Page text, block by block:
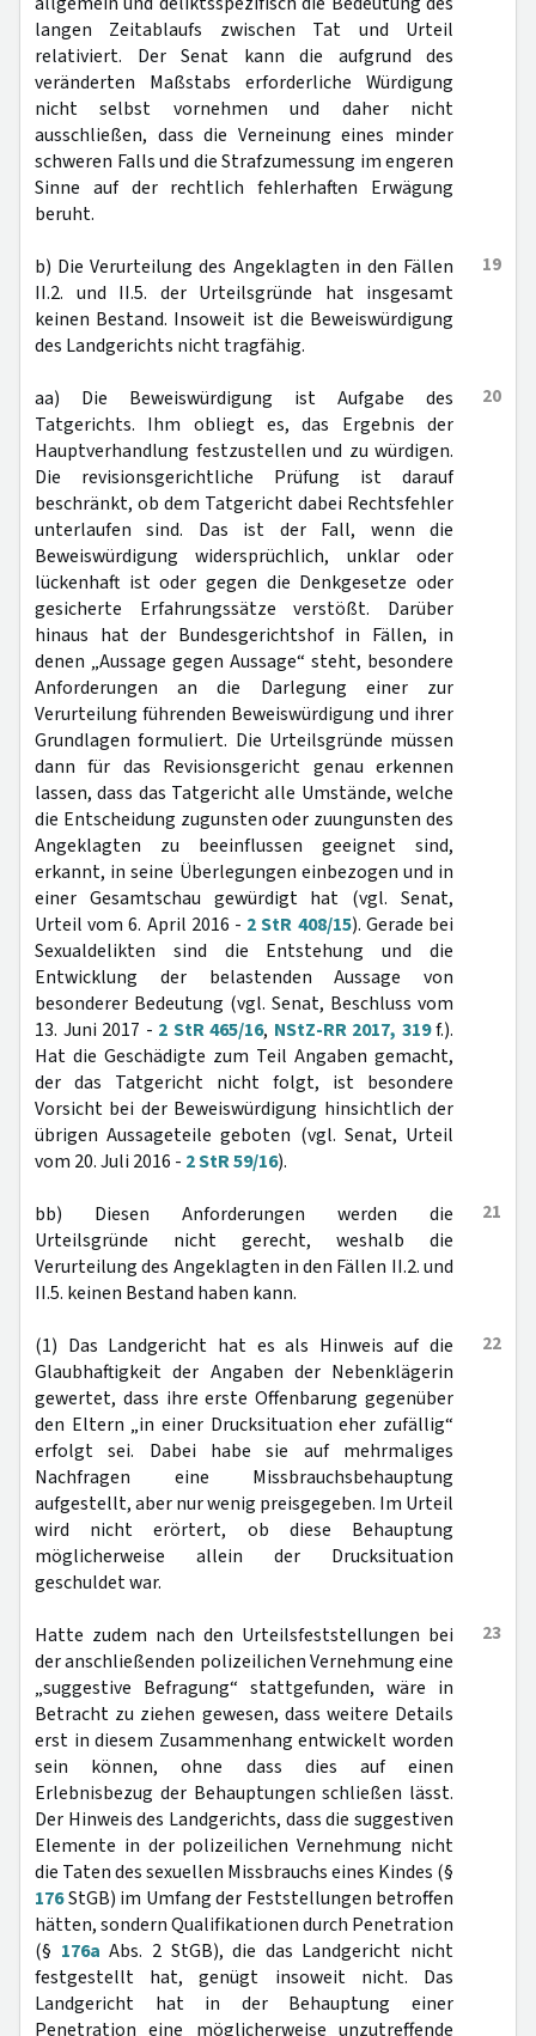
langen Zeitablaufs zwischen Tat und Urteil
relativiert. Der Senat kann die aufgrund des
veränderten Maßstabs erforderliche Würdigung
nicht selbst vornehmen und daher nicht
ausschließen, dass die Verneinung eines minder
schweren Falls und die Strafzumessung im engeren
Sinne auf der rechtlich fehlerhaften Erwägung
beruht.
19
b) Die Verurteilung des Angeklagten in den Fällen
II.2. und II.5. der Urteilsgründe hat insgesamt
keinen Bestand. Insoweit ist die Beweiswürdigung
des Landgerichts nicht tragfähig.
20
aa) Die Beweiswürdigung ist Aufgabe des
Tatgerichts. Ihm obliegt es, das Ergebnis der
Hauptverhandlung festzustellen und zu würdigen.
Die revisionsgerichtliche Prüfung ist darauf
beschränkt, ob dem Tatgericht dabei Rechtsfehler
unterlaufen sind. Das ist der Fall, wenn die
Beweiswürdigung widersprüchlich, unklar oder
lückenhaft ist oder gegen die Denkgesetze oder
gesicherte Erfahrungssätze verstößt. Darüber
hinaus hat der Bundesgerichtshof in Fällen, in
denen „Aussage gegen Aussage“ steht, besondere
Anforderungen an die Darlegung einer zur
Verurteilung führenden Beweiswürdigung und ihrer
Grundlagen formuliert. Die Urteilsgründe müssen
dann für das Revisionsgericht genau erkennen
lassen, dass das Tatgericht alle Umstände, welche
die Entscheidung zugunsten oder zuungunsten des
Angeklagten zu beeinflussen geeignet sind,
erkannt, in seine Überlegungen einbezogen und in
einer Gesamtschau gewürdigt hat (vgl. Senat,
Urteil vom 6. April 2016 - 2 StR 408/15). Gerade bei
Sexualdelikten sind die Entstehung und die
Entwicklung der belastenden Aussage von
besonderer Bedeutung (vgl. Senat, Beschluss vom
13. Juni 2017 - 2 StR 465/16, NStZ-RR 2017, 319f.).
Hat die Geschädigte zum Teil Angaben gemacht,
der das Tatgericht nicht folgt, ist besondere
Vorsicht bei der Beweiswürdigung hinsichtlich der
übrigen Aussageteile geboten (vgl. Senat, Urteil
vom 20. Juli 2016 - 2 StR 59/16).
21
bb) Diesen Anforderungen werden die
Urteilsgründe nicht gerecht, weshalb die
Verurteilung des Angeklagten in den Fällen II.2. und
II.5. keinen Bestand haben kann.
22
(1) Das Landgericht hat es als Hinweis auf die
Glaubhaftigkeit der Angaben der Nebenklägerin
gewertet, dass ihre erste Offenbarung gegenüber
den Eltern „in einer Drucksituation eher zufällig“
erfolgt sei. Dabei habe sie auf mehrmaliges
Nachfragen eine Missbrauchsbehauptung
aufgestellt, aber nur wenig preisgegeben. Im Urteil
wird nicht erörtert, ob diese Behauptung
möglicherweise allein der Drucksituation
geschuldet war.
23
Hatte zudem nach den Urteilsfeststellungen bei
der anschließenden polizeilichen Vernehmung eine
„suggestive Befragung“ stattgefunden, wäre in
Betracht zu ziehen gewesen, dass weitere Details
erst in diesem Zusammenhang entwickelt worden
sein können, ohne dass dies auf einen
Erlebnisbezug der Behauptungen schließen lässt.
Der Hinweis des Landgerichts, dass die suggestiven
Elemente in der polizeilichen Vernehmung nicht
die Taten des sexuellen Missbrauchs eines Kindes (§
176StGB) im Umfang der Feststellungen betroffen
hätten, sondern Qualifikationen durch Penetration
(§ 176a Abs. 2 StGB), die das Landgericht nicht
festgestellt hat, genügt insoweit nicht. Das
Landgericht hat in der Behauptung einer
Penetration eine möglicherweise unzutreffende